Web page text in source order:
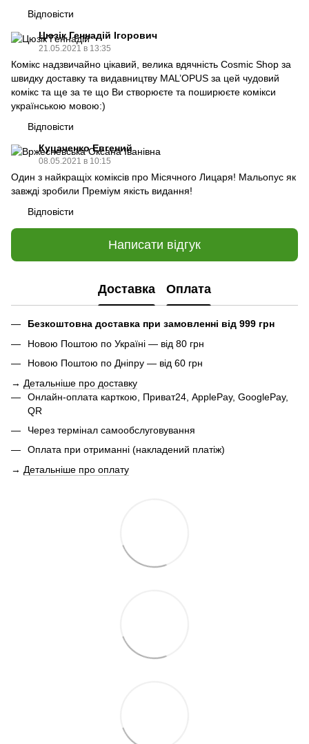
Відповісти
Цюзік Геннадій Ігорович
21.05.2021 в 13:35
Комікс надзвичайно цікавий, велика вдячність Сosmic Shop за
швидку доставку та видавництву MAL’OPUS за цей чудовий
комікс та ще за те що Ви створюєте та поширюєте комікси
українською мовою:)
Відповісти
Куцаченко Евгений
08.05.2021 в 10:15
Один з найкращіх коміксів про Місячного Лицаря! Мальопус як
завжді зробили Преміум якість видання!
Відповісти
Написати відгук
Доставка Оплата
Безкоштовна доставка при замовленні від 999 грн
Новою Поштою по Україні — від 80 грн
Новою Поштою по Дніпру — від 60 грн
→ Детальніше про доставку
Онлайн-оплата карткою, Приват24, ApplePay, GooglePay,
QR
Через термінал самообслуговування
Оплата при отриманні (накладений платіж)
→ Детальніше про оплату